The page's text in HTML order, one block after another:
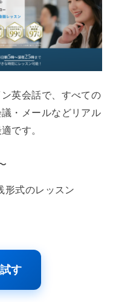
英会話で、すべての
・メールなどリアル
です。
形式のレッスン
す